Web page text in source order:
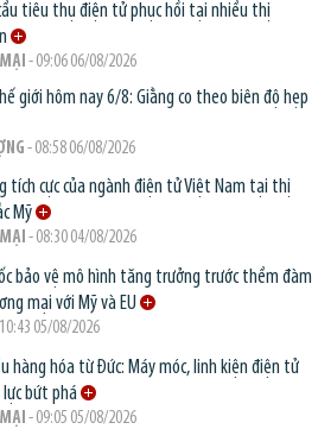
tiêu thụ điện tử phục hồi tại nhiều thị
- 09:06 06/08/2026
giới hôm nay 6/8: Giằng co theo biên độ hẹp
- 08:58 06/08/2026
tích cực của ngành điện tử Việt Nam tại thị
Mỹ
- 08:30 04/08/2026
bảo vệ mô hình tăng trưởng trước thềm đàm
mại với Mỹ và EU
05/08/2026
hàng hóa từ Đức: Máy móc, linh kiện điện tử
bứt phá
- 09:05 05/08/2026